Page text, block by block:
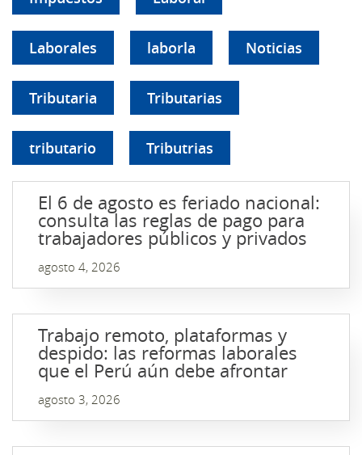
Laborales laborla Noticias
Tributaria Tributarias
tributario Tributrias
El 6 de agosto es feriado nacional:
consulta las reglas de pago para
trabajadores públicos y privados
agosto 4, 2026
Trabajo remoto, plataformas y
despido: las reformas laborales
que el Perú aún debe afrontar
agosto 3, 2026